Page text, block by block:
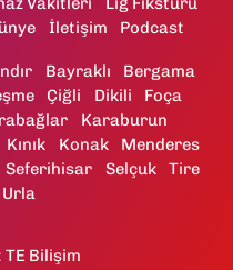
İletişim Podcast
Bayraklı
Bergama
Çiğli Dikili
Foça
Karaburun
Kınık Konak
Menderes
Seferihisar Selçuk
Tire
Urla
TE Bilişim